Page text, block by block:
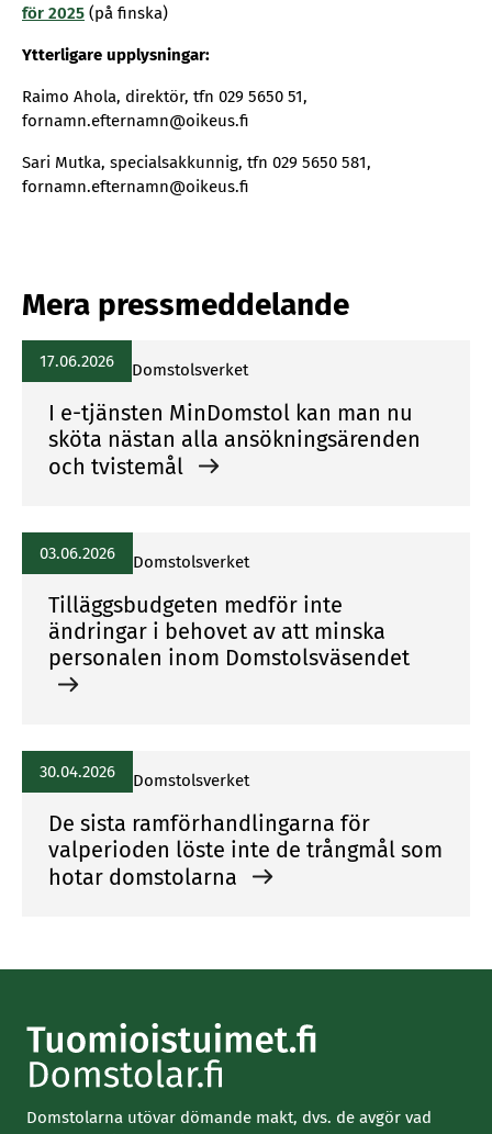
för 2025 (på finska)
Ytterligare upplysningar:
Raimo Ahola, direktör, tfn 029 5650 51,
fornamn.efternamn@oikeus.fi
Sari Mutka, specialsakkunnig, tfn 029 5650 581,
fornamn.efternamn@oikeus.fi
Mera pressmeddelande
17.06.2026 Domstolsverket
I e-tjänsten MinDomstol kan man nu
sköta nästan alla ansökningsärenden
och tvistemål
03.06.2026 Domstolsverket
Tilläggsbudgeten medför inte
ändringar i behovet av att minska
personalen inom Domstolsväsendet
30.04.2026 Domstolsverket
De sista ramförhandlingarna för
valperioden löste inte de trångmål som
hotar domstolarna
Domstolarna utövar dömande makt, dvs. de avgör vad